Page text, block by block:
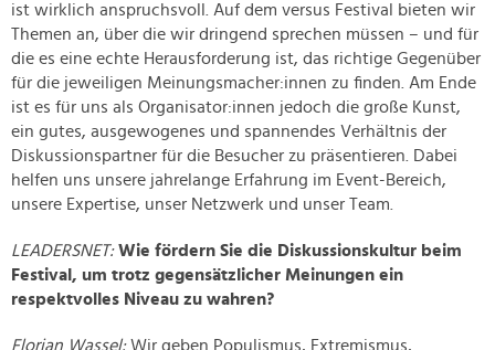
ist wirklich anspruchsvoll. Auf dem versus Festival bieten wir
Themen an, über die wir dringend sprechen müssen – und für
die es eine echte Herausforderung ist, das richtige Gegenüber
für die jeweiligen Meinungsmacher:innen zu finden. Am Ende
ist es für uns als Organisator:innen jedoch die große Kunst,
ein gutes, ausgewogenes und spannendes Verhältnis der
Diskussionspartner für die Besucher zu präsentieren. Dabei
helfen uns unsere jahrelange Erfahrung im Event-Bereich,
unsere Expertise, unser Netzwerk und unser Team.
LEADERSNET: Wie fördern Sie die Diskussionskultur beim
Festival, um trotz gegensätzlicher Meinungen ein
respektvolles Niveau zu wahren?
Florian Wassel:Wir geben Populismus, Extremismus,